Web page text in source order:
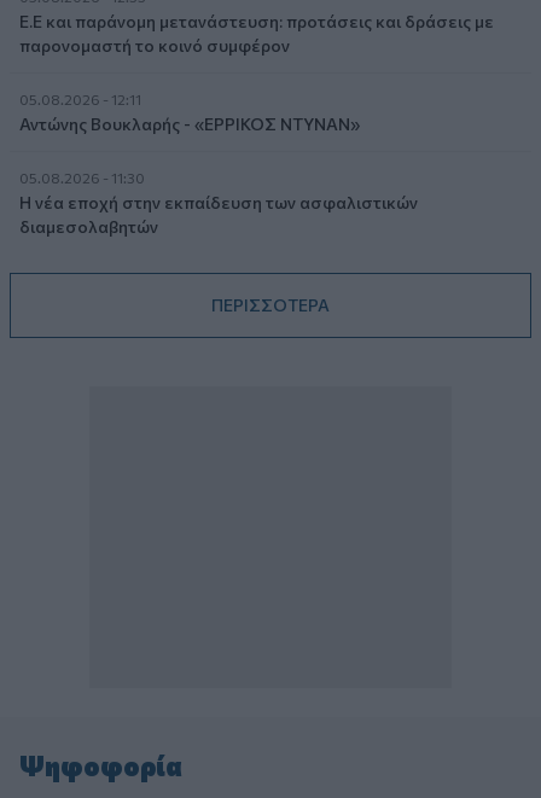
Ε.Ε και παράνομη μετανάστευση: προτάσεις και δράσεις με
παρονομαστή το κοινό συμφέρον
05.08.2026 - 12:11
Αντώνης Βουκλαρής - «ΕΡΡΙΚΟΣ ΝΤΥΝΑΝ»
05.08.2026 - 11:30
Η νέα εποχή στην εκπαίδευση των ασφαλιστικών
διαμεσολαβητών
ΠΕΡΙΣΣΟΤΕΡΑ
Ψηφοφορία